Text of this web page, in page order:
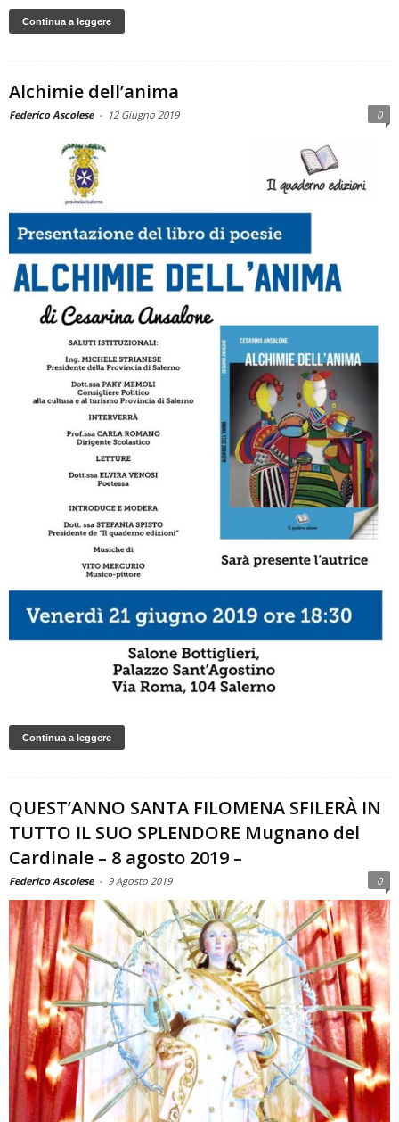
Continua a leggere
Alchimie dell’anima
Federico Ascolese - 12 Giugno 2019 0
Continua a leggere
QUEST’ANNO SANTA FILOMENA SFILERÀ IN
TUTTO IL SUO SPLENDORE Mugnano del
Cardinale – 8 agosto 2019 –
Federico Ascolese - 9 Agosto 2019 0